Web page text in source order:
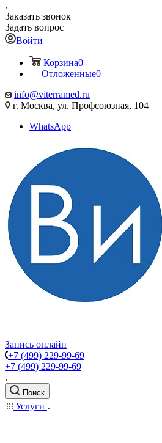
Заказать звонок
Задать вопрос
Войти
Корзина0
Отложенные0
info@viterramed.ru
г. Москва, ул. Профсоюзная, 104
WhatsApp
Запись онлайн
+7 (499) 229-99-69
+7 (499) 229-99-69
Поиск
Услуги